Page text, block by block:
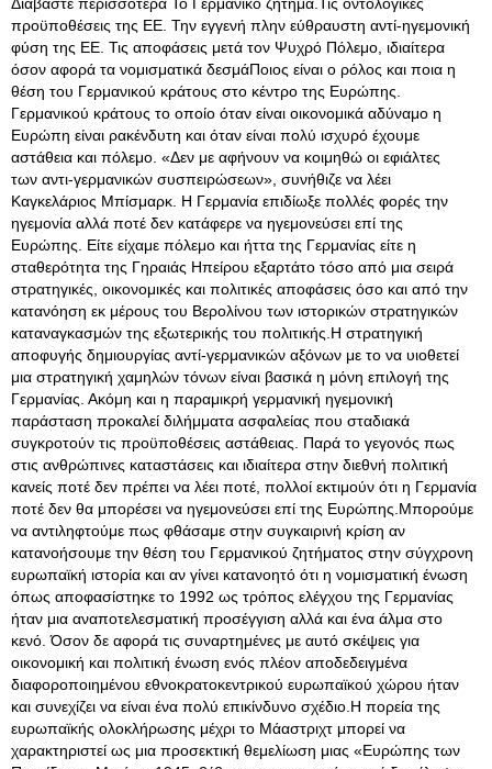
προϋποθέσεις της ΕΕ. Την εγγενή πλην εύθραυστη αντί-ηγεμονική
φύση της ΕΕ. Τις αποφάσεις μετά τον Ψυχρό Πόλεμο, ιδιαίτερα
όσον αφορά τα νομισματικά δεσμάΠοιος είναι ο ρόλος και ποια η
θέση του Γερμανικού κράτους στο κέντρο της Ευρώπης.
Γερμανικού κράτους το οποίο όταν είναι οικονομικά αδύναμο η
Ευρώπη είναι ρακένδυτη και όταν είναι πολύ ισχυρό έχουμε
αστάθεια και πόλεμο . «Δεν με αφήνουν να κοιμηθώ οι εφιάλτες
των αντι-γερμανικών συσπειρώσεων», συνήθιζε να λέει
Καγκελάριος Μπίσμαρκ. Η Γερμανία επιδίωξε πολλές φορές την
ηγεμονία αλλά ποτέ δεν κατάφερε να ηγεμονεύσει επί της
Ευρώπης. Είτε είχαμε πόλεμο και ήττα της Γερμανίας είτε η
σταθερότητα της Γηραιάς Ηπείρου εξαρτάτο τόσο από μια σειρά
στρατηγικές, οικονομικές και πολιτικές αποφάσεις όσο και από την
κατανόηση εκ μέρους του Βερολίνου των ιστορικών στρατηγικών
καταναγκασμών της εξωτερικής του πολιτικής.Η στρατηγική
αποφυγής δημιουργίας αντί-γερμανικών αξόνων με το να υιοθετεί
μια στρατηγική χαμηλών τόνων είναι βασικά η μόνη επιλογή της
Γερμανίας. Ακόμη και η παραμικρή γερμανική ηγεμονική
παράσταση προκαλεί διλήμματα ασφαλείας που σταδιακά
συγκροτούν τις προϋποθέσεις αστάθειας. Παρά το γεγονός πως
στις ανθρώπινες καταστάσεις και ιδιαίτερα στην διεθνή πολιτική
κανείς ποτέ δεν πρέπει να λέει ποτέ, πολλοί εκτιμούν ότι η Γερμανία
ποτέ δεν θα μπορέσει να ηγεμονεύσει επί της Ευρώπης.Μπορούμε
να αντιληφτούμε πως φθάσαμε στην συγκαιρινή κρίση αν
κατανοήσουμε την θέση του Γερμανικού ζητήματος στην σύγχρονη
ευρωπαϊκή ιστορία και αν γίνει κατανοητό ότι η νομισματική ένωση
όπως αποφασίστηκε το 1992 ως τρόπος ελέγχου της Γερμανίας
ήταν μια αναποτελεσματική προσέγγιση αλλά και ένα άλμα στο
κενό. Όσον δε αφορά τις συναρτημένες με αυτό σκέψεις για
οικονομική και πολιτική ένωση ενός πλέον αποδεδειγμένα
διαφοροποιημένου εθνοκρατοκεντρικού ευρωπαϊκού χώρου ήταν
και συνεχίζει να είναι ένα πολύ επικίνδυνο σχέδιο.Η πορεία της
ευρωπαϊκής ολοκλήρωσης μέχρι το Μάαστριχτ μπορεί να
χαρακτηριστεί ως μια προσεκτική θεμελίωση μιας «Ευρώπης των